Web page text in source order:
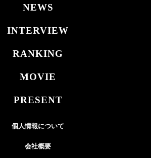
NEWS
INTERVIEW
RANKING
MOVIE
PRESENT
個人情報について
会社概要